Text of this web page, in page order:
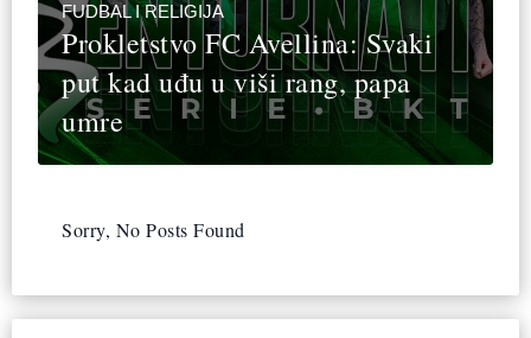
FUDBAL I RELIGIJA
Prokletstvo FC Avellina: Svaki
put kad uđu u viši rang, papa
umre
Sorry, No Posts Found